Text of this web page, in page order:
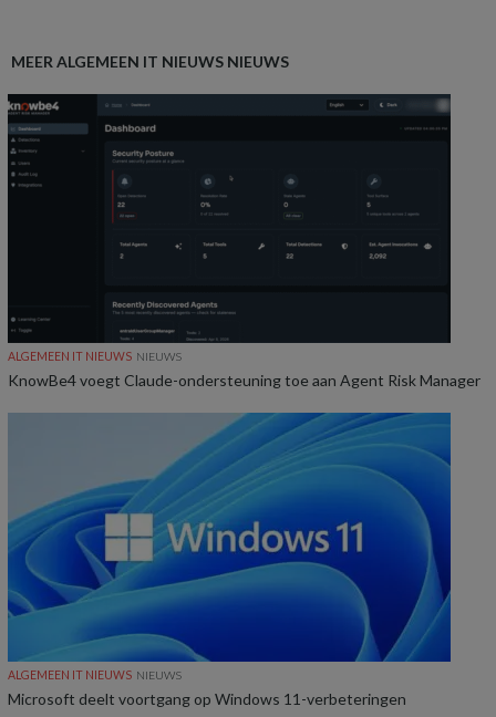
MEER ALGEMEEN IT NIEUWS NIEUWS
ALGEMEEN IT NIEUWS NIEUWS
KnowBe4 voegt Claude-ondersteuning toe aan Agent Risk Manager
ALGEMEEN IT NIEUWS NIEUWS
Microsoft deelt voortgang op Windows 11-verbeteringen